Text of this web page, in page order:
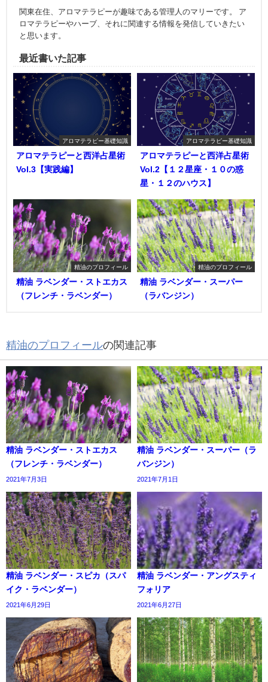
関東在住、アロマテラピーが趣味である管理人のマリーです。 ア
ロマテラピーやハーブ、それに関連する情報を発信していきたい
と思います。
最近書いた記事
アロマテラピー基礎知識
アロマテラピーと西洋占星術
Vol.3【実践編】
アロマテラピー基礎知識
アロマテラピーと西洋占星術
Vol.2【１２星座・１０の惑
星・１２のハウス】
精油のプロフィール
精油 ラベンダー・ストエカス
（フレンチ・ラベンダー）
精油のプロフィール
精油 ラベンダー・スーパー
（ラバンジン）
精油のプロフィールの関連記事
精油 ラベンダー・ストエカス
（フレンチ・ラベンダー）
2021年7月3日
精油 ラベンダー・スーパー（ラ
バンジン）
2021年7月1日
精油 ラベンダー・スピカ（スパ
イク・ラベンダー）
2021年6月29日
精油 ラベンダー・アングスティ
フォリア
2021年6月27日